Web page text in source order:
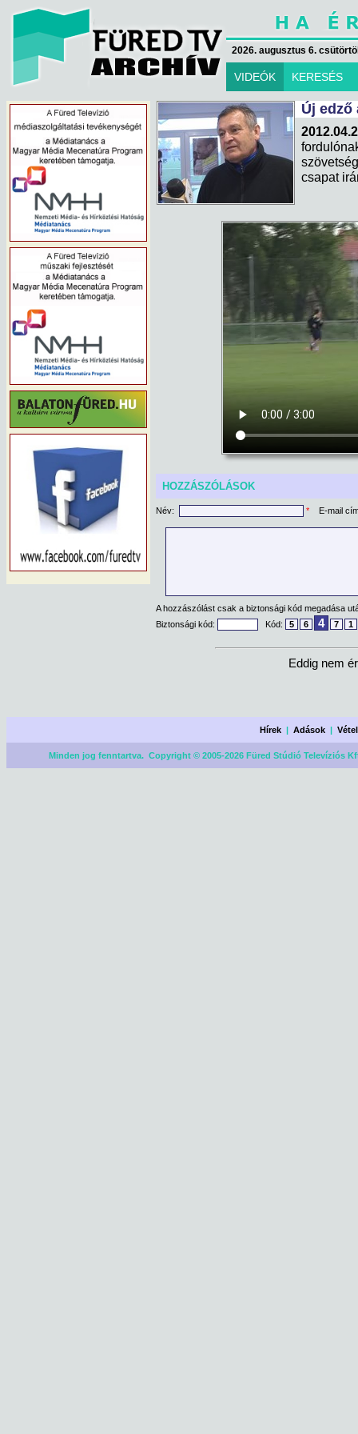
2026. augusztus 6.
VIDEÓK KERESÉS
Új edző
csapat
HOZZÁSZÓLÁSOK
Név: * E-mail
A hozzászólást csak a biztonsági kód megadása
Biztonsági kód:
Kód: 5 6 4 7 1
Eddig nem
Hírek |Adások |
Minden jog fenntartva. Copyright © 2005-2026 Füred Stúdió Televíziós